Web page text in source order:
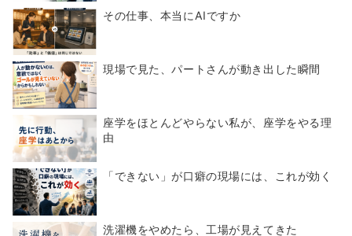
その仕事、本当にAIですか
現場で見た、パートさんが動き出した瞬間
座学をほとんどやらない私が、座学をやる理
由
「できない」が口癖の現場には、これが効く
洗濯機をやめたら、工場が見えてきた